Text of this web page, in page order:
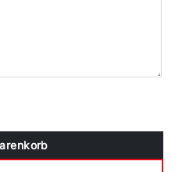
Glatt (beidseitig) Dreh-